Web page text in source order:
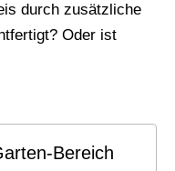
durch zusätzliche
Oder ist
Bereich